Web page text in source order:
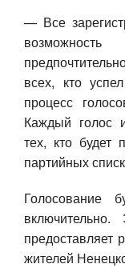
— Все
всех, кто
процесс
Каждый голос
тех, кто будет
партийных
Голосование
предоставляет
жителей